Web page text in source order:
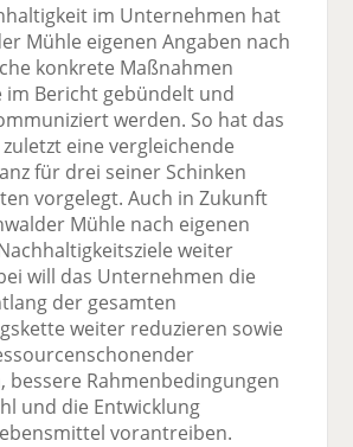
im Unternehmen hat
Mühle eigenen Angaben nach
konkrete Maßnahmen
im Bericht gebündelt und
werden. So hat das
eine vergleichende
für drei seiner Schinken
vorgelegt. Auch in Zukunft
Mühle nach eigenen
weiter
will das Unternehmen die
der gesamten
weiter reduzieren sowie
bessere Rahmenbedingungen
und die Entwicklung
vorantreiben.